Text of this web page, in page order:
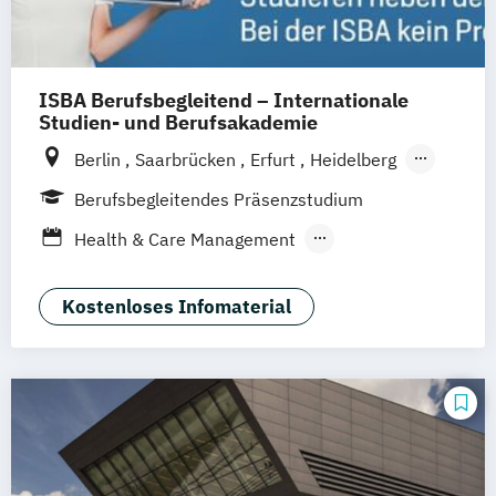
Management im Gesundheitswesen
Master’s Program in Exercise Science &
Sports Nutrion (EN)
Projektmanagement im
Gessundheitswesen
Prävention & Gesundheitsförderung
Prävention
Gesundheitsmanagement
Trainingswissenschaft und Sporternährung
ISBA Berufsbegleitend – Internationale
Studien- und Berufsakademie
Berlin Saarbrücken Erfurt
Heidelberg
München
Münster Hamburg
Köln
Berufsbegleitendes Präsenzstudium
Health & Care Management
Kostenloses Infomaterial